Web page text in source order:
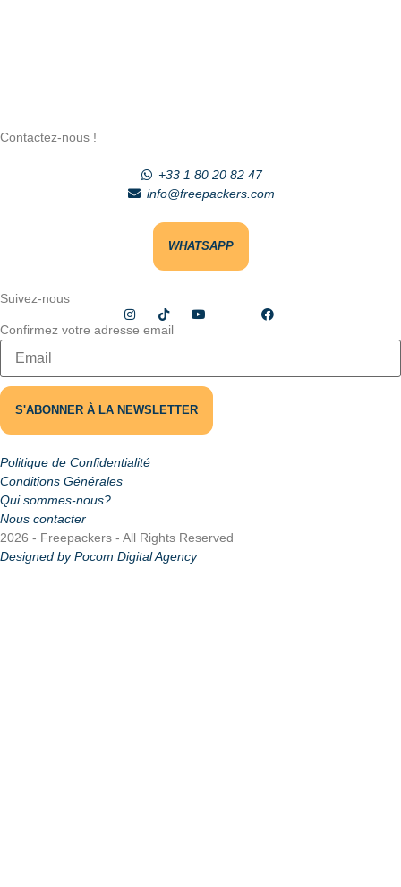
Contactez-nous !
+33 1 80 20 82 47
info@freepackers.com
WHATSAPP
Suivez-nous
Confirmez votre adresse email
Politique de Confidentialité
Conditions Générales
Qui sommes-nous?
Nous contacter
2026 - Freepackers - All Rights Reserved​
Designed by Pocom Digital Agency